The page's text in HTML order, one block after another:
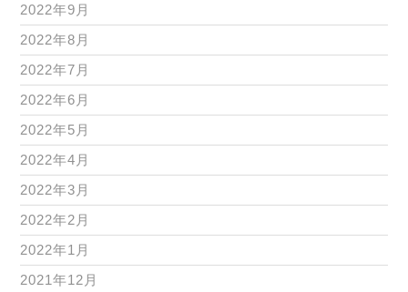
2022年9月
2022年8月
2022年7月
2022年6月
2022年5月
2022年4月
2022年3月
2022年2月
2022年1月
2021年12月